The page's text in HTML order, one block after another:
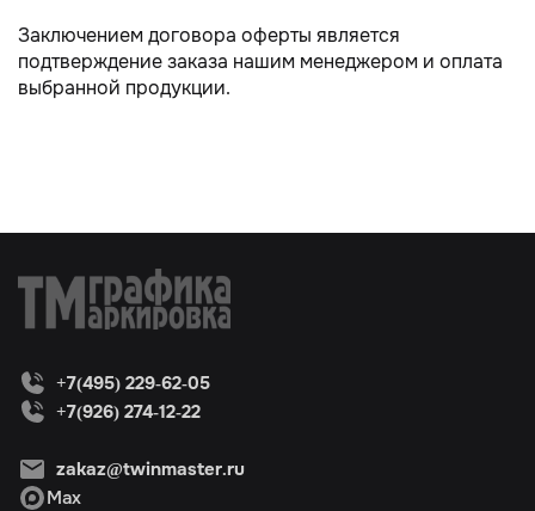
Заключением договора оферты является
подтверждение заказа нашим менеджером и оплата
выбранной продукции.
+7(495) 229-62-05
+7(926) 274-12-22
zakaz@twinmaster.ru
Max